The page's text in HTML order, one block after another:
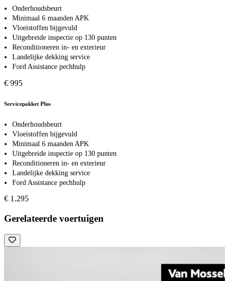
Onderhoudsbeurt
Minimaal 6 maanden APK
Vloeistoffen bijgevuld
Uitgebreide inspectie op 130 punten
Reconditioneren in- en exterieur
Landelijke dekking service
Ford Assistance pechhulp
€ 995
Servicepakket Plus
Onderhoudsbeurt
Vloeistoffen bijgevuld
Minimaal 6 maanden APK
Uitgebreide inspectie op 130 punten
Reconditioneren in- en exterieur
Landelijke dekking service
Ford Assistance pechhulp
€ 1.295
Gerelateerde voertuigen